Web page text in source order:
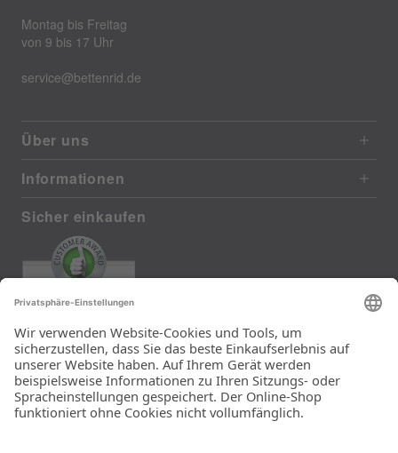
Montag bis Freitag
von 9 bis 17 Uhr
service@bettenrid.de
Über uns
Informationen
Sicher einkaufen
385 reviews from real customers
(last 12 months)
Total: 11283
Die Auswahl und die
Einfachheit der
Bestellung.